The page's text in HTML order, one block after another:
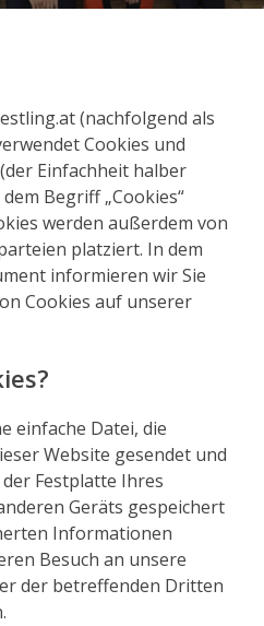
(nachfolgend als
Cookies und
Einfachheit halber
Begriff „Cookies“
werden außerdem von
platziert. In dem
informieren wir Sie
Cookies auf unserer
einfache Datei, die
Website gesendet und
Festplatte Ihres
Geräts gespeichert
Informationen
Besuch an unsere
der betreffenden Dritten